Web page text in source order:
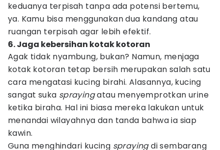
keduanya terpisah tanpa ada potensi bertemu,
ya. Kamu bisa menggunakan dua kandang atau
ruangan terpisah agar lebih efektif.
6. Jaga kebersihan kotak kotoran
Agak tidak nyambung, bukan? Namun, menjaga
kotak kotoran tetap bersih merupakan salah satu
cara mengatasi kucing birahi. Alasannya, kucing
sangat suka sprayingatau menyemprotkan urine
ketika biraha. Hal ini biasa mereka lakukan untuk
menandai wilayahnya dan tanda bahwa ia siap
kawin.
Guna menghindari kucing sprayingdi sembarang